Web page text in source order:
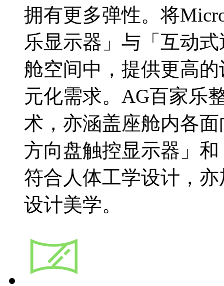
拥有更多弹性。将
乐显示器」与「互动
舱空间中，提供更高
元化需求。AG百家乐
术，亦涵盖座舱内各
方向盘触控显示器」
符合人体工学设计，
设计美学。